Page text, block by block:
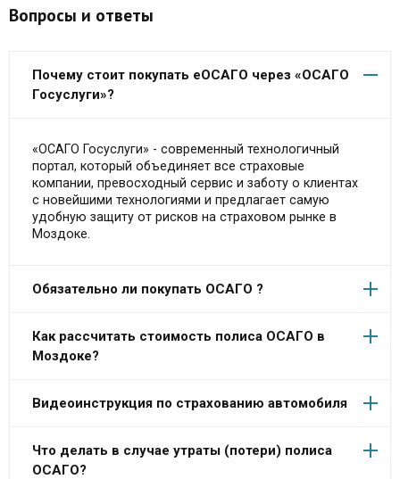
Вопросы и ответы
Почему стоит покупать еОСАГО через «ОСАГО
Госуслуги»?
«ОСАГО Госуслуги» - современный технологичный
портал, который объединяет все страховые
компании, превосходный сервис и заботу о клиентах
с новейшими технологиями и предлагает самую
удобную защиту от рисков на страховом рынке в
Моздоке.
Обязательно ли покупать ОСАГО ?
Как рассчитать стоимость полиса ОСАГО в
Моздоке?
Видеоинструкция по страхованию автомобиля
Что делать в случае утраты (потери) полиса
ОСАГО?